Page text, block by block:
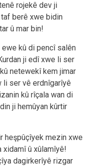
rojekê dev ji
taf berê xwe bidin
û mar bin!
kû di pencî salên
ji edî xwe li ser
netewekî kem jimar
li ser vê erdnîgarîyê
kû rîçala wan di
ji hemûyan kûrtir
heşpûçîyek mezin xwe
xidamî û xûlamîyê!
dagirkerîyê rizgar